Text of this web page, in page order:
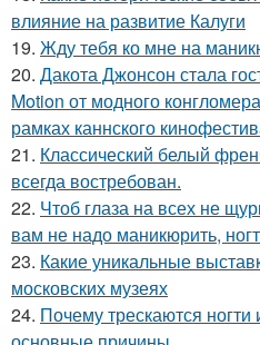
влияние на развитие Калуги
19. Жду тебя ко мне на
20. Дакота Джонсон стала
Motion от модного
рамках каннского
21. Классический белый
всегда востребован.
22. Чтоб глаза на всех не
вам не надо маникюрить,
23. Какие уникальные
московских музеях
24. Почему трескаются ногти